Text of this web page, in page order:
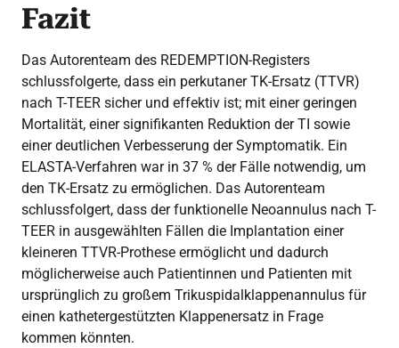
Fazit
Das Autorenteam des REDEMPTION-Registers
schlussfolgerte, dass ein perkutaner TK-Ersatz (TTVR)
nach T-TEER sicher und effektiv ist; mit einer geringen
Mortalität, einer signifikanten Reduktion der TI sowie
einer deutlichen Verbesserung der Symptomatik. Ein
ELASTA-Verfahren war in 37 % der Fälle notwendig, um
den TK-Ersatz zu ermöglichen. Das Autorenteam
schlussfolgert, dass der funktionelle Neoannulus nach T-
TEER in ausgewählten Fällen die Implantation einer
kleineren TTVR-Prothese ermöglicht und dadurch
möglicherweise auch Patientinnen und Patienten mit
ursprünglich zu großem Trikuspidalklappenannulus für
einen kathetergestützten Klappenersatz in Frage
kommen könnten.